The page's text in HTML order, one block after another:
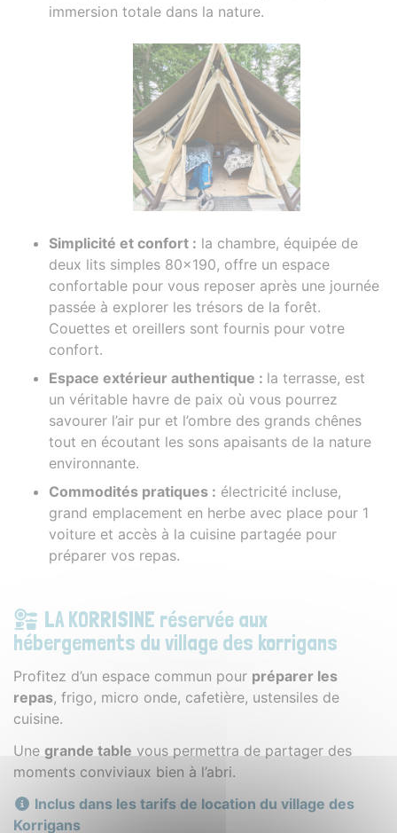
immersion totale dans la nature.
Simplicité et confort : la chambre, équipée de
deux lits simples 80x190, offre un espace
confortable pour vous reposer après une journée
passée à explorer les trésors de la forêt.
Couettes et oreillers sont fournis pour votre
confort.
Espace extérieur authentique : la terrasse, est
un véritable havre de paix où vous pourrez
savourer l’air pur et l’ombre des grands chênes
tout en écoutant les sons apaisants de la nature
environnante.
Commodités pratiques : électricité incluse,
grand emplacement en herbe avec place pour 1
voiture et accès à la cuisine partagée pour
préparer vos repas.
LA KORRISINE réservée aux
hébergements du village des korrigans
Profitez d’un espace commun pour préparer les
repas, frigo, micro onde, cafetière, ustensiles de
cuisine.
Une grande table vous permettra de partager des
moments conviviaux bien à l’abri.
Inclus dans les tarifs de location du village des
Korrigans